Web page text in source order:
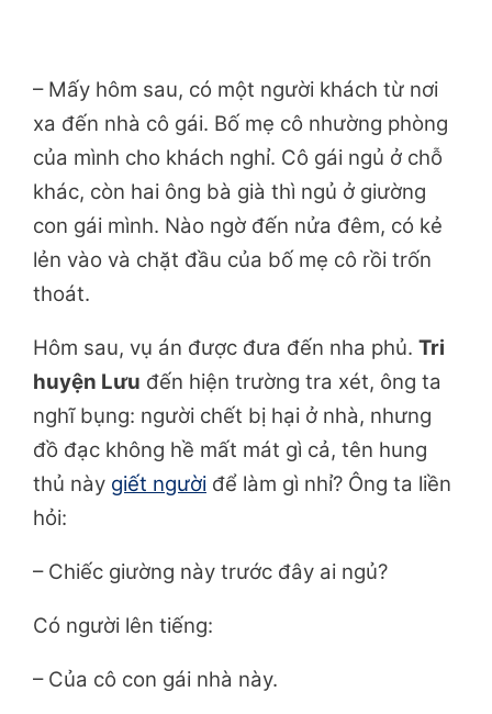
– Mấy hôm sau, có một người khách từ nơi
xa đến nhà cô gái. Bố mẹ cô nhường phòng
của mình cho khách nghỉ. Cô gái ngủ ở chỗ
khác, còn hai ông bà già thì ngủ ở giường
con gái mình. Nào ngờ đến nửa đêm, có kẻ
lẻn vào và chặt đầu của bố mẹ cô rồi trốn
thoát.
Hôm sau, vụ án được đưa đến nha phủ. Tri
huyện Lưu đến hiện trường tra xét, ông ta
nghĩ bụng: người chết bị hại ở nhà, nhưng
đồ đạc không hề mất mát gì cả, tên hung
thủ này giết người để làm gì nhỉ? Ông ta liền
hỏi:
– Chiếc giường này trước đây ai ngủ?
Có người lên tiếng:
– Của cô con gái nhà này.